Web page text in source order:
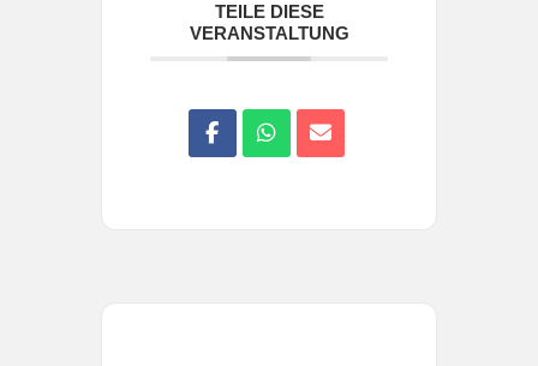
TEILE DIESE
VERANSTALTUNG